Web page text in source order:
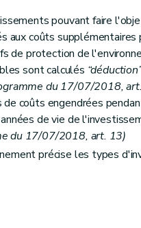
pouvant faire
aux coûts supplémentaires
de protection de
sont calculés
du 17/07/2018,
de coûts engendrées
de vie de
du 17/07/2018, art. 13)
précise les types